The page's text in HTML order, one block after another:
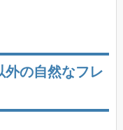
外の自然なフレ